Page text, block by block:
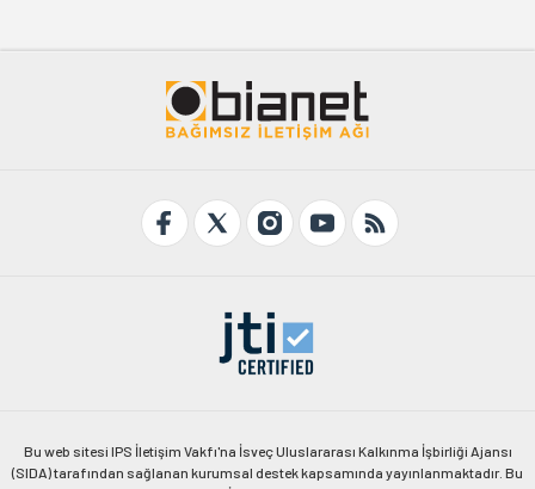
Bu web sitesi IPS İletişim Vakfı'na İsveç Uluslararası Kalkınma İşbirliği Ajansı
(SIDA) tarafından sağlanan kurumsal destek kapsamında yayınlanmaktadır. Bu